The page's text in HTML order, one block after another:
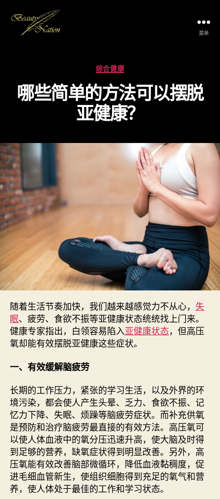
Ltd.
菜单
分
综合健康
哪些简单的方法可以摆脱
亚健康？
随着生活节奏加快，我们越来越感觉力不从心， 失
眠、疲劳、食欲不振等亚健康状态统统找上门来。
健康专家指出，白领容易陷入亚健康状态，但高压
氧却能有效摆脱亚健康这些症状。
一、有效缓解脑疲劳
长期的工作压力，紧张的学习生活，以及外界的环
境污染，都会使人产生头晕、乏力、食欲不振、记
忆力下降、失眠、烦躁等脑疲劳症状。而补充供氧
是预防和治疗脑疲劳最直接的有效方法。高压氧可
以使人体血液中的氧分压迅速升高，使大脑及时得
到足够的营养，缺氧症状得到明显改善。另外，高
压氧能有效改善脑部微循环，降低血液黏稠度，促
进毛细血管新生，使组织细胞得到充足的氧气和营
养，使人体处于最佳的工作和学习状态。